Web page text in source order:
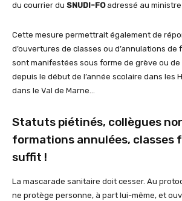
du courrier du SNUDI-FOadressé au ministre
Cette mesure permettrait également de
d’ouvertures de classes ou d’annulations de
sont manifestées sous forme de grève ou
depuis le début de l’année scolaire dans les
dans le Val de Marne…
Statuts piétinés, collègues
formations annulées, classes
suffit !
La mascarade sanitaire doit cesser. Au
ne protège personne, à part lui-même, et